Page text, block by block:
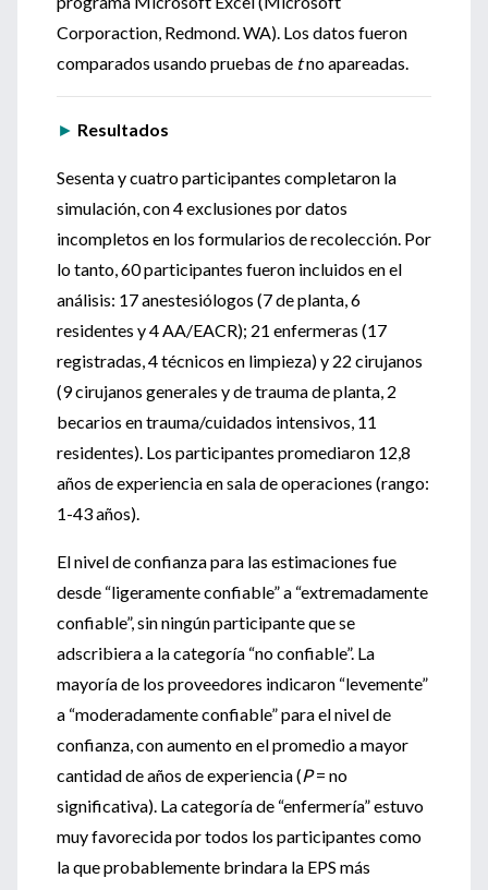
Corporaction, Redmond. WA). Los datos fueron
comparados usando pruebas de tno apareadas.
► Resultados
Sesenta y cuatro participantes completaron la
simulación, con 4 exclusiones por datos
incompletos en los formularios de recolección. Por
lo tanto, 60 participantes fueron incluidos en el
análisis: 17 anestesiólogos (7 de planta, 6
residentes y 4 AA/EACR); 21 enfermeras (17
registradas, 4 técnicos en limpieza) y 22 cirujanos
(9 cirujanos generales y de trauma de planta, 2
becarios en trauma/cuidados intensivos, 11
residentes). Los participantes promediaron 12,8
años de experiencia en sala de operaciones (rango:
1-43 años).
El nivel de confianza para las estimaciones fue
desde “ligeramente confiable” a “extremadamente
confiable”, sin ningún participante que se
adscribiera a la categoría “no confiable”. La
mayoría de los proveedores indicaron “levemente”
a “moderadamente confiable” para el nivel de
confianza, con aumento en el promedio a mayor
cantidad de años de experiencia (P= no
significativa). La categoría de “enfermería” estuvo
muy favorecida por todos los participantes como
la que probablemente brindara la EPS más